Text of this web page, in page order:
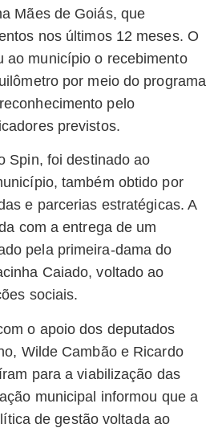
Mães de Goiás, que
nos últimos 12 meses. O
ao município o recebimento
por meio do programa
pelo
previstos.
Spin, foi destinado ao
também obtido por
e parcerias estratégicas. A
com a entrega de um
pela primeira-dama do
Caiado, voltado ao
sociais.
o apoio dos deputados
Wilde Cambão e Ricardo
para a viabilização das
municipal informou que a
de gestão voltada ao